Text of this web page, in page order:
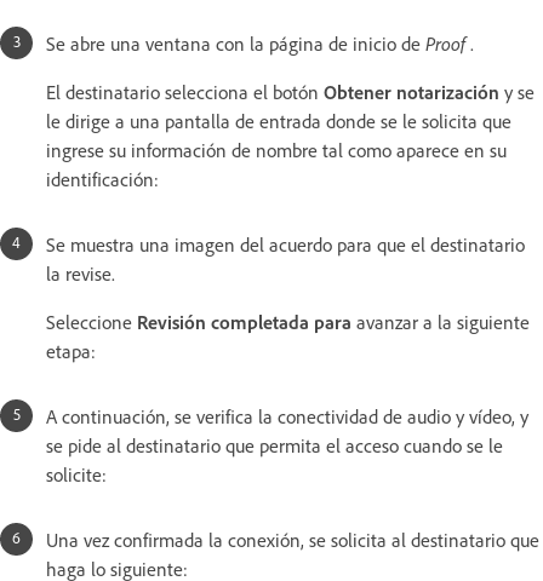
Se abre una ventana con la página de inicio de Proof.
El destinatario selecciona el botón Obtener notarización y se
le dirige a una pantalla de entrada donde se le solicita que
ingrese su información de nombre tal como aparece en su
identificación:
Se muestra una imagen del acuerdo para que el destinatario
la revise.
Seleccione Revisión completada para avanzar a la siguiente
etapa:
A continuación, se verifica la conectividad de audio y vídeo, y
se pide al destinatario que permita el acceso cuando se le
solicite:
Una vez confirmada la conexión, se solicita al destinatario que
haga lo siguiente: